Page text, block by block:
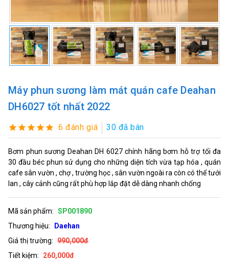
Máy phun sương làm mát quán cafe Deahan
DH6027 tốt nhất 2022
6 đánh giá 30 đã bán
Bơm phun sương Deahan DH 6027 chính hãng bơm hỗ trợ tối đa
30 đầu béc phun sử dụng cho những diện tích vừa tạp hóa , quán
cafe sân vườn , chợ , trường học , sân vườn ngoài ra còn có thể tưới
lan , cây cảnh cũng rất phù hợp lắp đặt dễ dàng nhanh chống
Mã sản phẩm: SP001890
Thương hiệu:
Daehan
Giá thị trường: 990,000đ
Tiết kiệm:
260,000đ